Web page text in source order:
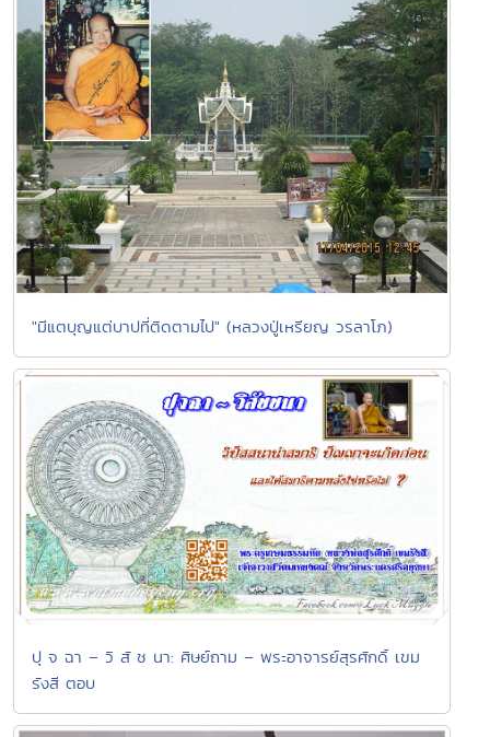
"มีแตบุญแต่บาปที่ติดตามไป" (หลวงปู่เหรียญ วรลาโภ)
ปุ จ ฉา – วิ สั ช นา: ศิษย์ถาม – พระอาจารย์สุรศักดิ์ เขม
รังสี ตอบ